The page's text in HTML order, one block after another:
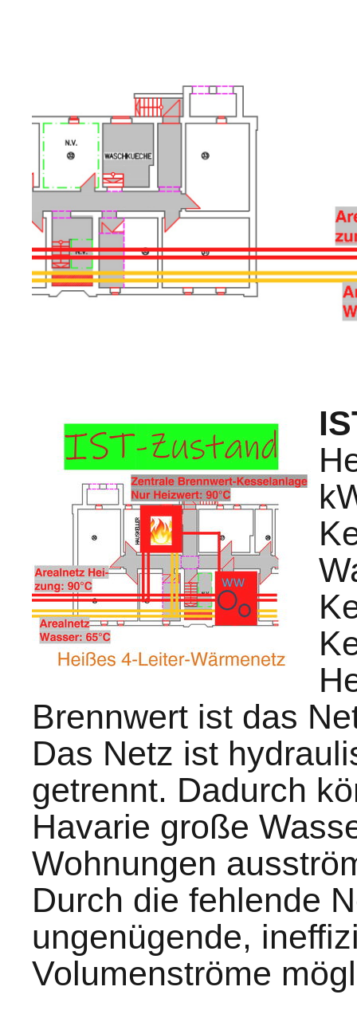
Brennwert ist das
Das Netz ist
getrennt. Dadurch
Havarie große
Wohnungen
Durch die fehlende
ungenügende,
Volumenströme